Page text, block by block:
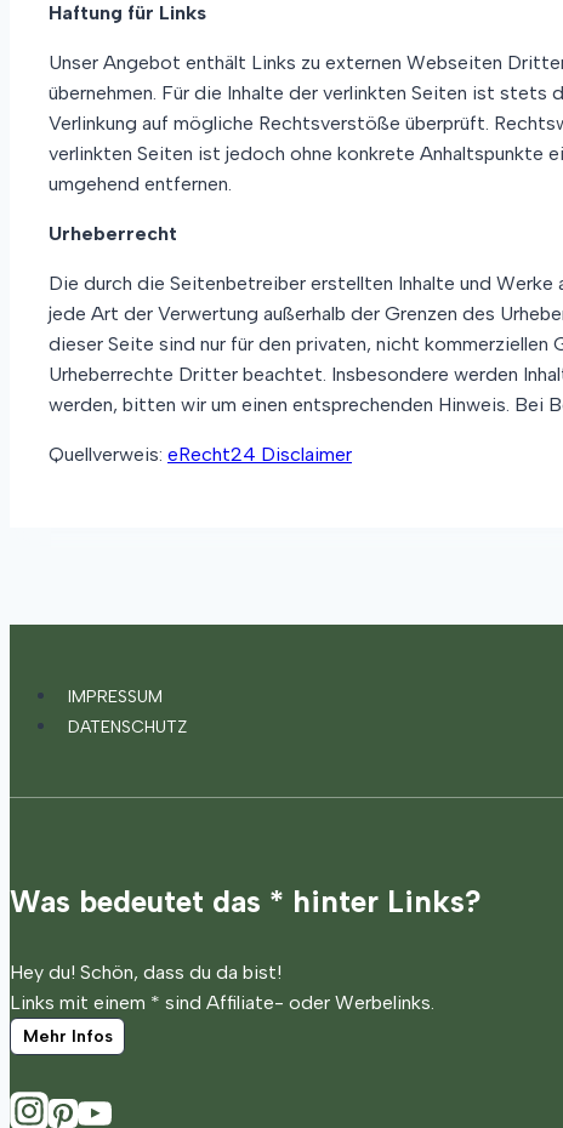
Haftung für Links
Unser Angebot enthält Links zu externen Webseiten
übernehmen. Für die Inhalte der verlinkten Seiten ist
Verlinkung auf mögliche Rechtsverstöße überprüft.
verlinkten Seiten ist jedoch ohne konkrete Anhaltspunkte
umgehend entfernen.
Urheberrecht
Die durch die Seitenbetreiber erstellten Inhalte und
jede Art der Verwertung außerhalb der Grenzen des
dieser Seite sind nur für den privaten, nicht
Urheberrechte Dritter beachtet. Insbesondere werden
werden, bitten wir um einen entsprechenden Hinweis. Bei
Quellverweis: eRecht24 Disclaimer
IMPRESSUM
DATENSCHUTZ
Was bedeutet das * hinter Links?
Hey du! Schön, dass du da bist!
Links mit einem * sind Affiliate- oder Werbelinks.
Mehr Infos